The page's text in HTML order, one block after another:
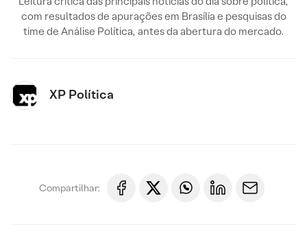
com resultados de apurações em Brasília e pesquisas do
time de Análise Política, antes da abertura do mercado.
XP Política
Compartilhar: